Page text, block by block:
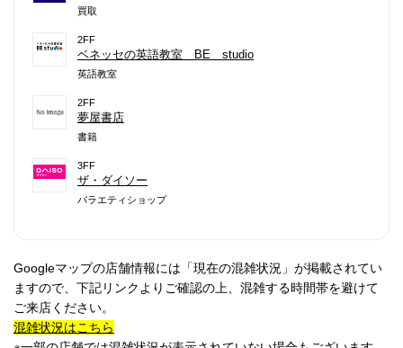
買取
2FF
ベネッセの英語教室 BE studio
英語教室
2FF
夢屋書店
書籍
3FF
ザ・ダイソー
バラエティショップ
Googleマップの店舗情報には「現在の混雑状況」が掲載されてい
ますので、下記リンクよりご確認の上、混雑する時間帯を避けて
ご来店ください。
混雑状況はこちら